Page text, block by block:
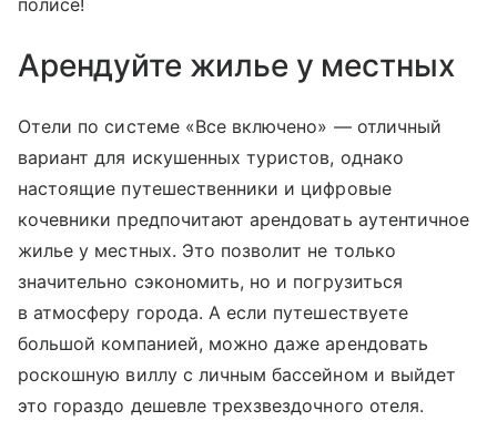
Арендуйте жилье у местных
Отели по системе «Все включено» — отличный
вариант для искушенных туристов, однако
настоящие путешественники и цифровые
кочевники предпочитают арендовать аутентичное
жилье у местных. Это позволит не только
значительно сэкономить, но и погрузиться
в атмосферу города. А если путешествуете
большой компанией, можно даже арендовать
роскошную виллу с личным бассейном и выйдет
это гораздо дешевле трехзвездочного отеля.